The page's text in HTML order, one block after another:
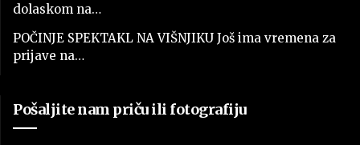
dolaskom na…
POČINJE SPEKTAKL NA VIŠNJIKU Još ima vremena za
prijave na…
Pošaljite nam priču ili fotografiju